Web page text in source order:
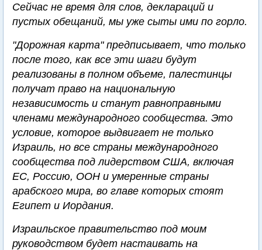
Сейчас не время для слов, деклараций и
пустых обещаний, мы уже сыты ими по горло.
"Дорожная карта" предписывает, что только
после того, как все эти шаги будут
реализованы в полном объеме, палестинцы
получат право на национальную
независимость и станут равноправными
членами международного сообщества. Это
условие, которое выдвигает не только
Израиль, но все страны международного
сообщества под лидерством США, включая
ЕС, Россию, ООН и умеренные страны
арабского мира, во главе которых стоят
Египет и Иордания.
Израильское правительство под моим
руководством будет настаивать на